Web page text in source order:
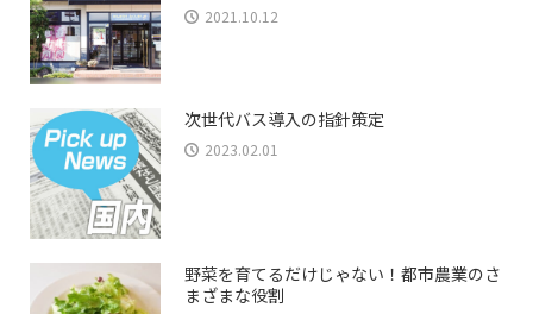
2021.10.12
次世代バス導入の指針策定
2023.02.01
野菜を育てるだけじゃない！都市農業のさ
まざまな役割